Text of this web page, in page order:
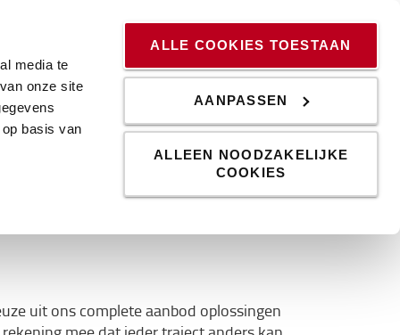
media te
onze site
basis van
ALLE COOKIES TOESTAAN
AANPASSEN
ALLEEN NOODZAKELIJKE
COOKIES
bij Toyota
uit ons complete aanbod oplossingen